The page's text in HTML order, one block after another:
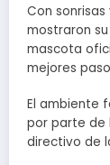
Con
mostraron
mascota
mejores
El ambiente
por parte de
directivo de